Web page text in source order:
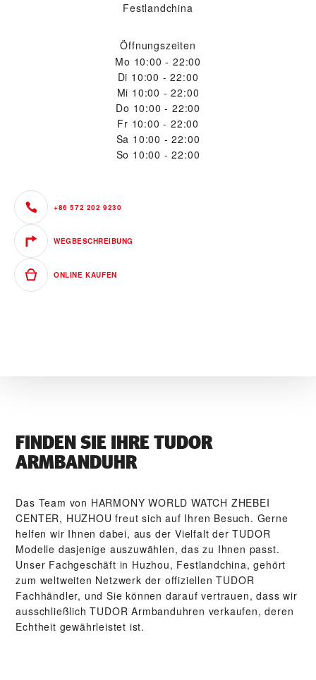
Festlandchina
Öffnungszeiten
Mo 10:00 - 22:00
Di 10:00 - 22:00
Mi 10:00 - 22:00
Do 10:00 - 22:00
Fr 10:00 - 22:00
Sa 10:00 - 22:00
So 10:00 - 22:00
+86 572 202 9230
WEGBESCHREIBUNG
ONLINE KAUFEN
FINDEN SIE IHRE TUDOR
ARMBANDUHR
Das Team von ‭HARMONY WORLD WATCH ZHEBEI
CENTER, HUZHOU‬ freut sich auf Ihren Besuch. Gerne
helfen wir Ihnen dabei, aus der Vielfalt der TUDOR
Modelle dasjenige auszuwählen, das zu Ihnen passt.
Unser Fach­geschäft in Huzhou, Festlandchina, gehört
zum weltweiten Netzwerk der offiziellen TUDOR
Fachhändler, und Sie können darauf vertrauen, dass wir
ausschließlich TUDOR Arm­band­uhren verkaufen, deren
Echtheit gewährleistet ist.